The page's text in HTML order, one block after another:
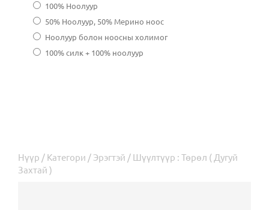
100% Ноолуур
50% Ноолуур, 50% Мерино ноос
Ноолуур болон ноосны холимог
100% силк + 100% ноолуур
Нүүр / Категори / Эрэгтэй / Шүүлтүүр : Төрөл ( Дугуй
Захтай )